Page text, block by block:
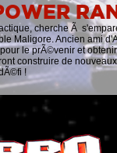
cherche Ã
Maligore. Ancien ami
le prÃ©venir et
construire de
!